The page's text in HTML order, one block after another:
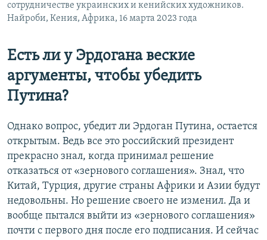
сотрудничестве украинских и кенийских художников.
Найроби, Кения, Африка, 16 марта 2023 года
Есть ли у Эрдогана веские
аргументы, чтобы убедить
Путина?
Однако вопрос, убедит ли Эрдоган Путина, остается
открытым. Ведь все это российский президент
прекрасно знал, когда принимал решение
отказаться от «зернового соглашения». Знал, что
Китай, Турция, другие страны Африки и Азии будут
недовольны. Но решение своего не изменил. Да и
вообще пытался выйти из «зернового соглашения»
почти с первого дня после его подписания. И сейчас